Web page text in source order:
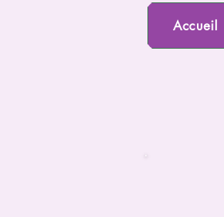
Accueil